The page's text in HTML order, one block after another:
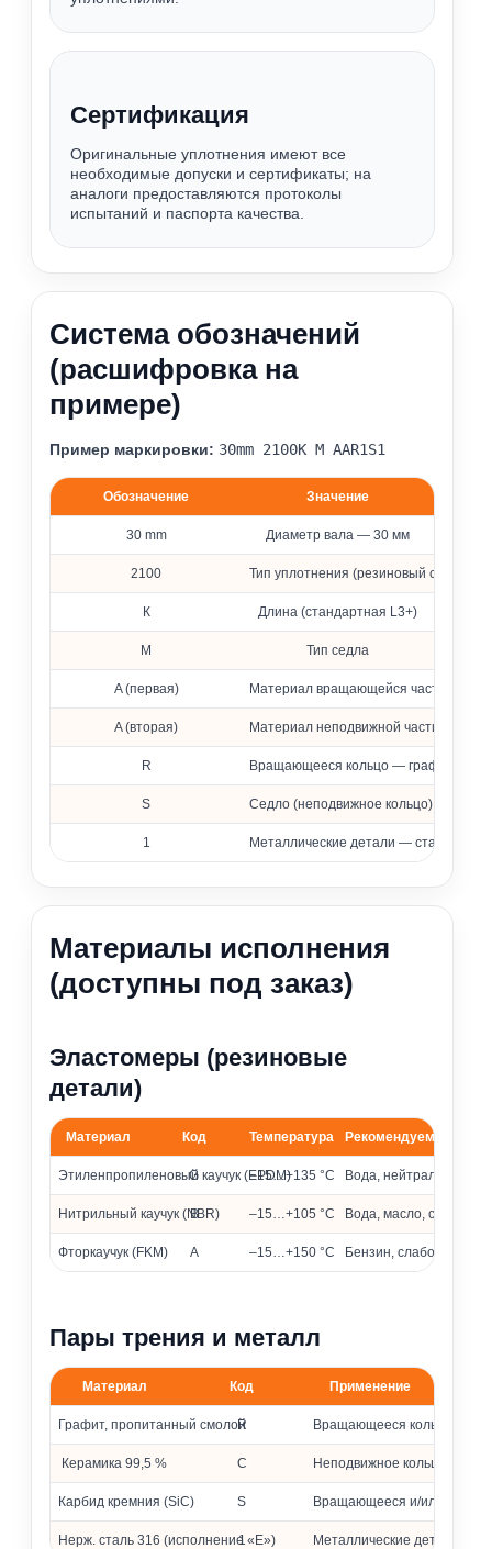
Сертификация
Оригинальные уплотнения имеют все
необходимые допуски и сертификаты; на
аналоги предоставляются протоколы
испытаний и паспорта качества.
Система обозначений
(расшифровка на
примере)
Пример маркировки: 30mm 2100К M AAR1S1
Расшифровка обозначения уплотнения 2100
Обозначение Значение
30 mm Диаметр вала — 30 мм
2100 Тип уплотнения (резиновый сильфон)
К Длина (стандартная L3+)
M Тип седла
A (первая) Материал вращающейся части —
A (вторая) Материал неподвижной части —
R Вращающееся кольцо — графит,
S Седло (неподвижное кольцо) —
1 Металлические детали — сталь 316
Материалы исполнения
(доступны под заказ)
Эластомеры (резиновые
детали)
Материалы эластомеров и их применение
Материал Код Температура Рекомендуемые
Этиленпропиленовый каучук (EPDM)
G –15…+135 °C Вода, нейтральные и
Нитрильный каучук (NBR)
B –15…+105 °C Вода, масло,
Фторкаучук (FKM) A –15…+150 °C Бензин,
Пары трения и металл
Материалы колец и металлических частей
Материал Код Применение
Графит, пропитанный смолой
R Вращающееся кольцо
Керамика 99,5 % C Неподвижное кольцо
Карбид кремния (SiC) S Вращающееся и/или
Нерж. сталь 316 (исполнение «Е»)
1 Металлические детали